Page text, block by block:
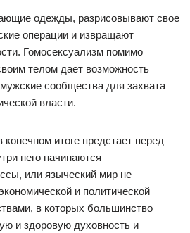
одежды, разрисовывают свое
операции и извращают
Гомосексуализм помимо
телом дает возможность
сообщества для захвата
власти.
итоге предстает перед
него начинаются
или языческий мир не
и политической
в которых большинство
и здоровую духовность и